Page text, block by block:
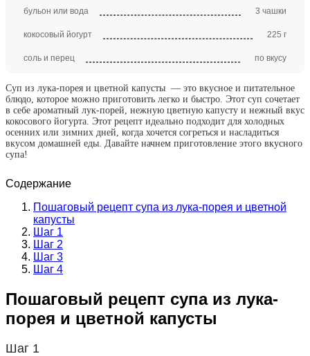
бульон или вода 3 чашки
кокосовый йогурт 225 г
соль и перец по вкусу
Суп из лука-порея и цветной капусты — это вкусное и питательное
блюдо, которое можно приготовить легко и быстро. Этот суп сочетает
в себе ароматный лук-порей, нежную цветную капусту и нежный вкус
кокосового йогурта. Этот рецепт идеально подходит для холодных
осенних или зимних дней, когда хочется согреться и насладиться
вкусом домашней еды. Давайте начнем приготовление этого вкусного
супа!
Содержание
Пошаговый рецепт супа из лука-порея и цветной
капусты
Шаг 1
Шаг 2
Шаг 3
Шаг 4
Пошаговый рецепт супа из лука-
порея и цветной капусты
Шаг 1